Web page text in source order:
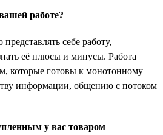
работе?
себе работу,
её плюсы и минусы. Работа
которые готовы к монотонному
информации, общению с потоком
у вас товаром